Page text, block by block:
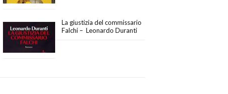
La giustizia del commissario
Falchi – Leonardo Duranti